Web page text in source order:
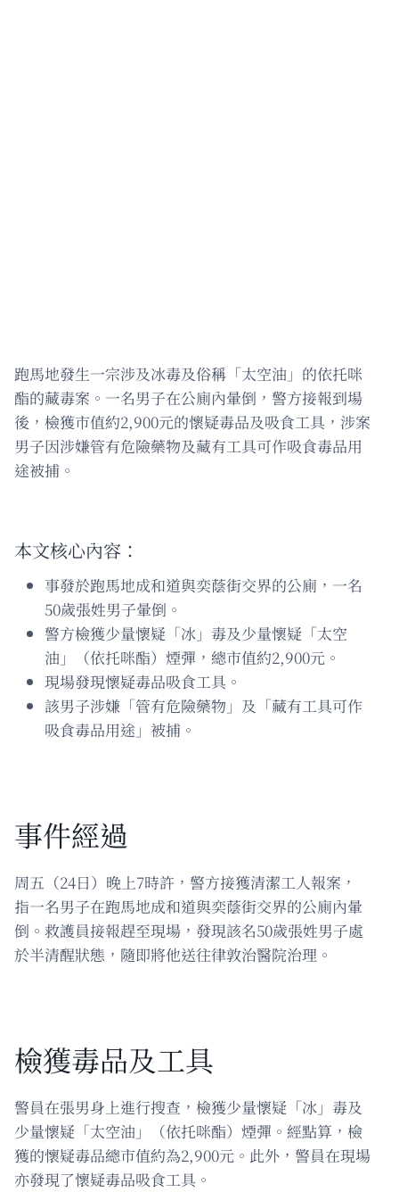
跑馬地發生一宗涉及冰毒及俗稱「太空油」的依托咪
酯的藏毒案。一名男子在公廁內暈倒，警方接報到場
後，檢獲市值約2,900元的懷疑毒品及吸食工具，涉案
男子因涉嫌管有危險藥物及藏有工具可作吸食毒品用
途被捕。
本文核心內容：
事發於跑馬地成和道與奕蔭街交界的公廁，一名
50歲張姓男子暈倒。
警方檢獲少量懷疑「冰」毒及少量懷疑「太空
油」（依托咪酯）煙彈，總市值約2,900元。
現場發現懷疑毒品吸食工具。
該男子涉嫌「管有危險藥物」及「藏有工具可作
吸食毒品用途」被捕。
事件經過
周五（24日）晚上7時許，警方接獲清潔工人報案，
指一名男子在跑馬地成和道與奕蔭街交界的公廁內暈
倒。救護員接報趕至現場，發現該名50歲張姓男子處
於半清醒狀態，隨即將他送往律敦治醫院治理。
檢獲毒品及工具
警員在張男身上進行搜查，檢獲少量懷疑「冰」毒及
少量懷疑「太空油」（依托咪酯）煙彈。經點算，檢
獲的懷疑毒品總市值約為2,900元。此外，警員在現場
亦發現了懷疑毒品吸食工具。